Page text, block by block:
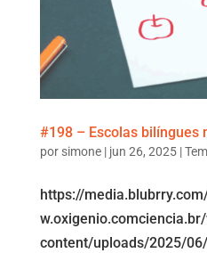
#198 – Escolas bilíngues
por simone| jun 26, 2025|
https://
content/uploads/2025/